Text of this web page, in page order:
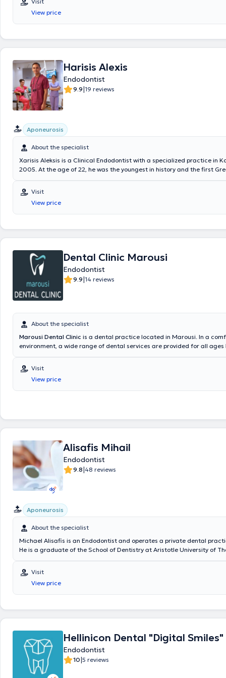
Endodontists). Finally, he possesses extensive experience and training.
View price
Harisis Alexis
Endodontist
9.9|19 reviews
Aponeurosis
About the specialist
Xarisis Aleksis is a Clinical Endodontist with a specialized practice in
2005. At the age of 22, he was the youngest in history and the first
University, USA. He has worked alongside some of the world's leading
Endodontists, such as Dr. Bryan Beebe, under the guidance of the
Endodontics, Dr. Herbert Schilder. He graduated in 2002 from the
School of Dental Medicine at Boston University, specializing in
the advancement of Endodontics worldwide, as well as a founding
Hellenic Endodontists Association. Upon his return to Greece and until
as a Registrar in the Dental/Maxillofacial Surgery Department at the
Hospital, and has also been a Scientific Collaborator at the University
well as an invited speaker at Dental Conferences throughout Greece.
the education of Dentists by participating in Continuing Education
mentioning that he has performed over 15,000 procedures on more
patients from 2002 to the present.
Visit
View price
Dental Clinic Marousi
Endodontist
9.9|14 reviews
About the specialist
Marousi Dental Clinic is a dental practice located in Marousi. In a
environment, a wide range of dental services are provided for all ages
is the implementation of solutions fully tailored to the needs of the
Visit
View price
Alisafis Mihail
Endodontist
9.8|48 reviews
Aponeurosis
About the specialist
Michael Alisafis is an Endodontist and operates a private dental
He is a graduate of the School of Dentistry at Aristotle University of
is derived from his private practice and a clinical specialization in
private practice, endodontic treatments are provided using a
devices, and vertical compaction of gutta-percha. The doctor is a
European and Hellenic Endodontic Societies, as well as a member of
Visit
View price
Hellinicon Dental "Digital Smiles"
Endodontist
10|5 reviews